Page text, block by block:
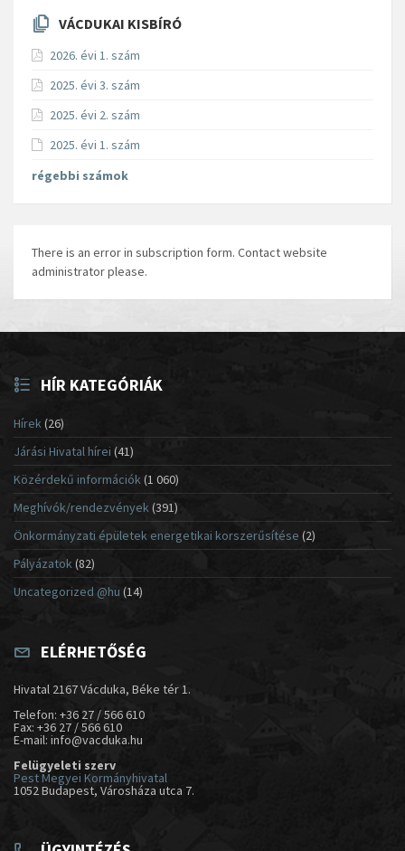
VÁCDUKAI KISBÍRÓ
2026. évi 1. szám
2025. évi 3. szám
2025. évi 2. szám
2025. évi 1. szám
régebbi számok
There is an error in subscription form. Contact website
administrator please.
HÍR KATEGÓRIÁK
Hírek(26)
Járási Hivatal hírei (41)
Közérdekű információk(1 060)
Meghívók/rendezvények (391)
Önkormányzati épületek energetikai korszerűsítése (2)
Pályázatok (82)
Uncategorized @hu (14)
ELÉRHETŐSÉG
Hivatal 2167 Vácduka, Béke tér 1.
Telefon: +36 27 / 566 610
Fax: +36 27 / 566 610
E-mail: info@vacduka.hu
Felügyeleti szerv
Pest Megyei Kormányhivatal
1052 Budapest, Városháza utca 7.